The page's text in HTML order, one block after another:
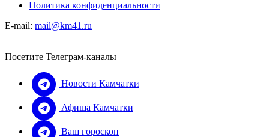
Политика конфиденциальности
E-mail: mail@km41.ru
Посетите Телеграм-каналы
Новости Камчатки
Афиша Камчатки
Ваш гороскоп